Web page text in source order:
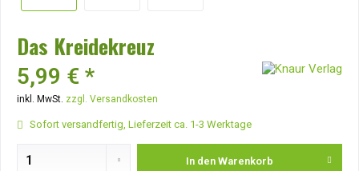
Das Kreidekreuz
5,99 € *
inkl. MwSt. zzgl. Versandkosten
Sofort versandfertig, Lieferzeit ca. 1-3 Werktage
In den Warenkorb